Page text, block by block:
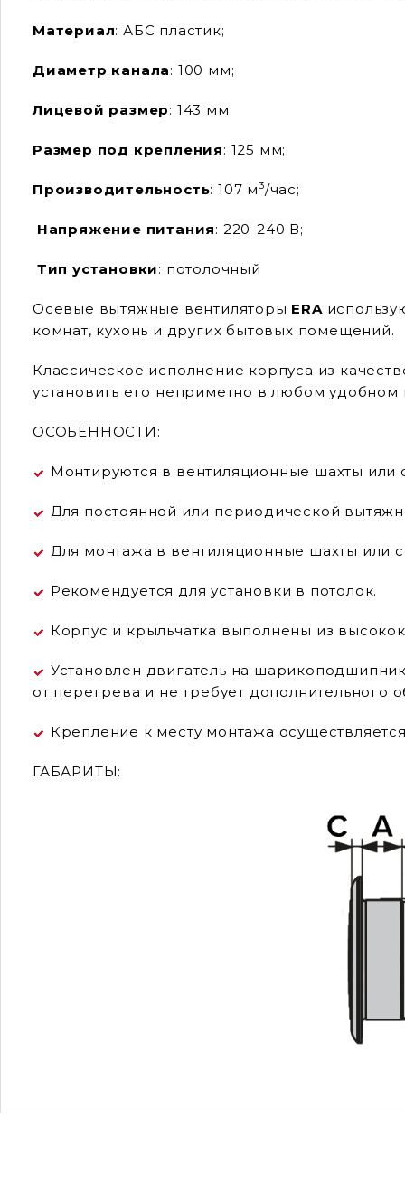
Материал: АБС пластик;
Диаметр канала: 100 мм;
Лицевой размер: 143 мм;
Размер под крепления: 125 мм;
Производительность: 107 м3/час;
Напряжение питания: 220-240 В;
Тип установки: потолочный
Осевые вытяжные вентиляторы ERA
комнат, кухонь и других бытовых помещений.
Классическое исполнение корпуса из
установить его неприметно в любом удобном
ОСОБЕННОСТИ:
Монтируются в вентиляционные шахты
Для постоянной или периодической
Для монтажа в вентиляционные шахты или
Рекомендуется для установки в потолок.
Корпус и крыльчатка выполнены из
Установлен двигатель на
от перегрева и не требует дополнительного
Крепление к месту монтажа
ГАБАРИТЫ: